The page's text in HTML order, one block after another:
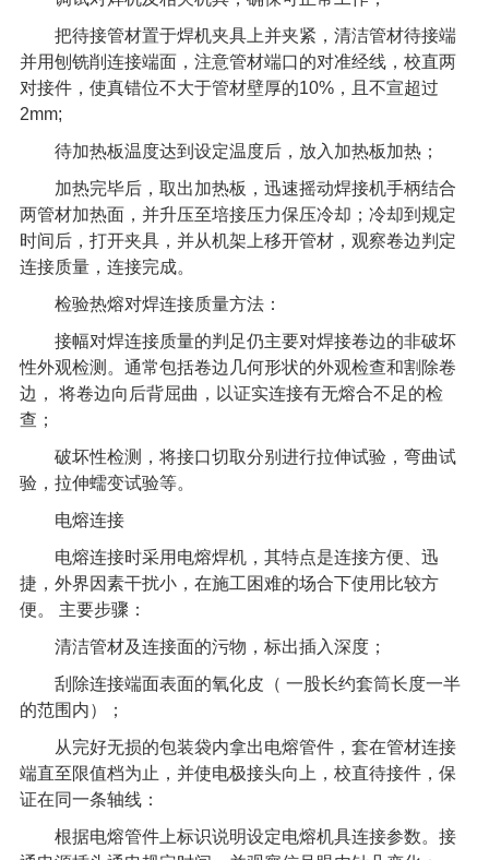
把待接管材置于焊机夹具上并夹紧，清洁管材待接端
并用刨铣削连接端面，注意管材端口的对准经线，校直两
对接件，使真错位不大于管材壁厚的10%，且不宣超过
2mm;
待加热板温度达到设定温度后，放入加热板加热；
加热完毕后，取出加热板，迅速摇动焊接机手柄结合
两管材加热面，并升压至培接压力保压冷却；冷却到规定
时间后，打开夹具，并从机架上移开管材，观察卷边判定
连接质量，连接完成。
检验热熔对焊连接质量方法：
接幅对焊连接质量的判足仍主要对焊接卷边的非破坏
性外观检测。通常包括卷边几何形状的外观检查和割除卷
边，
将卷边向后背屈曲，以证实连接有无熔合不足的检
查；
破坏性检测，将接口切取分别进行拉伸试验，弯曲试
验，拉伸蠕变试验等。
电熔连接
电熔连接时采用电熔焊机，其特点是连接方便、迅
捷，外界因素干扰小，在施工困难的场合下使用比较方
便。
主要步骤：
清洁管材及连接面的污物，标出插入深度；
刮除连接端面表面的氧化皮（ 一股长约套筒长度一半
的范围内）；
从完好无损的包装袋内拿出电熔管件，套在管材连接
端直至限值档为止，并使电极接头向上，校直待接件，保
证在同一条轴线：
根据电熔管件上标识说明设定电熔机具连接参数。接